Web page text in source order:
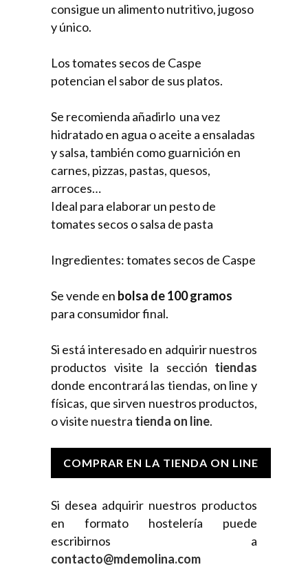
consigue un alimento nutritivo, jugoso
y único.
Los tomates secos de Caspe
potencian el sabor de sus platos.
Se recomienda añadirlo una vez
hidratado en agua o aceite a ensaladas
y salsa, también como guarnición en
carnes, pizzas, pastas, quesos,
arroces…
Ideal para elaborar un pesto de
tomates secos o salsa de pasta
Ingredientes: tomates secos de Caspe
Se vende en bolsa de 100 gramos
para consumidor final.
Si está interesado en adquirir nuestros
productos visite la sección tiendas
donde encontrará las tiendas, on line y
físicas, que sirven nuestros productos,
o visite nuestra tienda on line.
COMPRAR EN LA TIENDA ON LINE
Si desea adquirir nuestros productos
en formato hostelería puede
escribirnos a
contacto@mdemolina.com